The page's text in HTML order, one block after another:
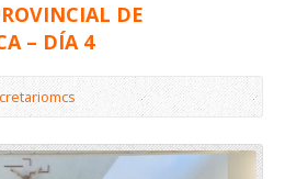
DE
– DÍA 4